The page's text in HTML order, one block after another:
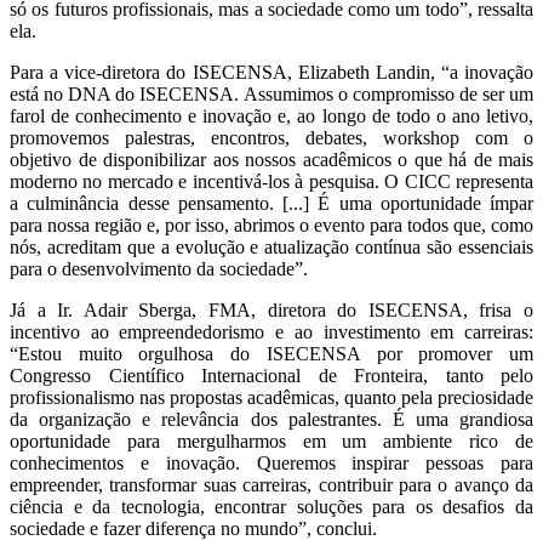
só os futuros profissionais, mas a sociedade como um todo”, ressalta
ela.
Para a vice-diretora do ISECENSA, Elizabeth Landin, “a inovação
está no DNA do ISECENSA. Assumimos o compromisso de ser um
farol de conhecimento e inovação e, ao longo de todo o ano letivo,
promovemos palestras, encontros, debates, workshop com o
objetivo de disponibilizar aos nossos acadêmicos o que há de mais
moderno no mercado e incentivá-los à pesquisa. O CICC representa
a culminância desse pensamento. [...] É uma oportunidade ímpar
para nossa região e, por isso, abrimos o evento para todos que, como
nós, acreditam que a evolução e atualização contínua são essenciais
para o desenvolvimento da sociedade”.
Já a Ir. Adair Sberga, FMA, diretora do ISECENSA, frisa o
incentivo ao empreendedorismo e ao investimento em carreiras:
“Estou muito orgulhosa do ISECENSA por promover um
Congresso Científico Internacional de Fronteira, tanto pelo
profissionalismo nas propostas acadêmicas, quanto pela preciosidade
da organização e relevância dos palestrantes. É uma grandiosa
oportunidade para mergulharmos em um ambiente rico de
conhecimentos e inovação. Queremos inspirar pessoas para
empreender, transformar suas carreiras, contribuir para o avanço da
ciência e da tecnologia, encontrar soluções para os desafios da
sociedade e fazer diferença no mundo”, conclui.